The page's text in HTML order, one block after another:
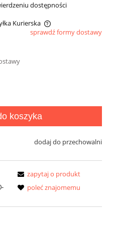
dostępności
Kurierska
kosztów płatności
sprawdź formy dostawy
koszyka
dodaj do przechowalni
zapytaj o produkt
poleć znajomemu